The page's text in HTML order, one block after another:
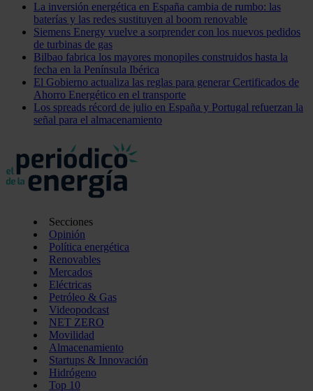
La inversión energética en España cambia de rumbo: las
baterías y las redes sustituyen al boom renovable
Siemens Energy vuelve a sorprender con los nuevos pedidos
de turbinas de gas
Bilbao fabrica los mayores monopiles construidos hasta la
fecha en la Península Ibérica
El Gobierno actualiza las reglas para generar Certificados de
Ahorro Energético en el transporte
Los spreads récord de julio en España y Portugal refuerzan la
señal para el almacenamiento
Secciones
Opinión
Política energética
Renovables
Mercados
Eléctricas
Petróleo & Gas
Videopodcast
NET ZERO
Movilidad
Almacenamiento
Startups & Innovación
Hidrógeno
Top 10